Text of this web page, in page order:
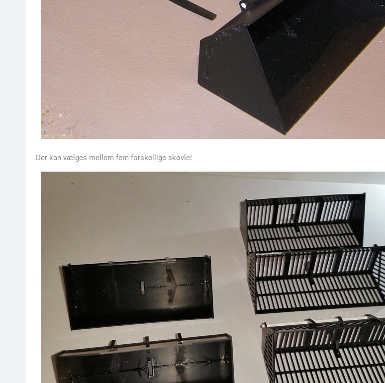
Der kan vælges mellem fem forskellige skovle!